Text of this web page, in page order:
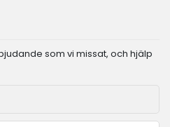
som vi missat, och hjälp